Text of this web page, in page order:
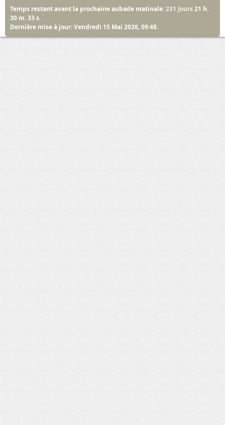
Temps restant avant la prochaine aubade matinale:231 Jours21 h.
30 m. 32 s.
Dernière mise à jour: Vendredi 15 Mai 2026, 09:48.